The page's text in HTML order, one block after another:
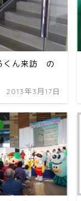
くん来訪 の
2013年3月17日